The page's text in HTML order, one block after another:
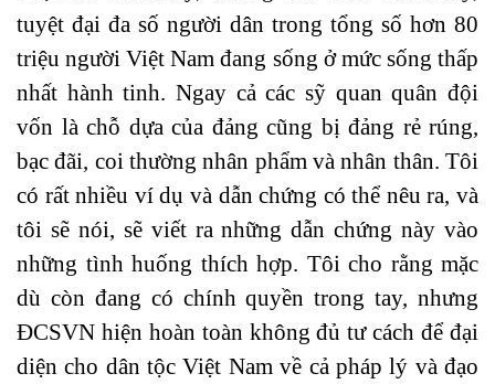
tuyệt đại đa số người dân trong tổng số hơn 80
triệu người Việt Nam đang sống ở mức sống thấp
nhất hành tinh. Ngay cả các sỹ quan quân đội
vốn là chỗ dựa của đảng cũng bị đảng rẻ rúng,
bạc đãi, coi thường nhân phẩm và nhân thân. Tôi
có rất nhiều ví dụ và dẫn chứng có thể nêu ra, và
tôi sẽ nói, sẽ viết ra những dẫn chứng này vào
những tình huống thích hợp. Tôi cho rằng mặc
dù còn đang có chính quyền trong tay, nhưng
ĐCSVN hiện hoàn toàn không đủ tư cách để đại
diện cho dân tộc Việt Nam về cả pháp lý và đạo